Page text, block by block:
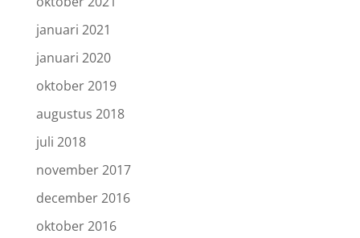
januari 2021
januari 2020
oktober 2019
augustus 2018
juli 2018
november 2017
december 2016
oktober 2016